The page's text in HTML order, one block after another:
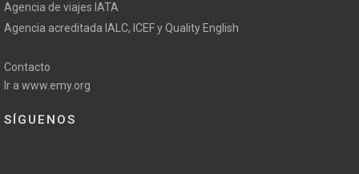
Agencia de viajes IATA
Agencia acreditada IALC, ICEF y Quality English
Contacto
Ir a www.emy.org
SÍGUENOS